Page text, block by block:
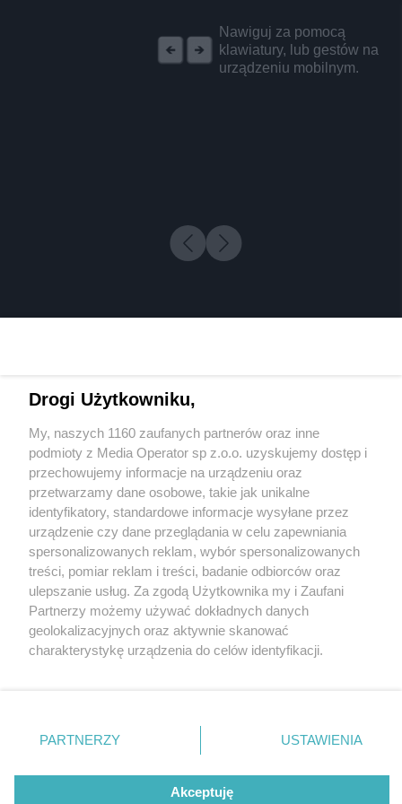
Nawiguj za pomocą
klawiatury, lub gestów na
urządzeniu mobilnym.
3 / 0
Wydawca mediów lokalnych
Nie zapomnij
zapoznać się z:
polityką prywatności regulamin korzystania z portali
Twojemiasto
Piekary Śląskie
Chorzów
Tarnowskie Góry
Gliwice
Skontakuj sięz nami
Kontakt
Wydawca
Redakcja
Drogi Użytkowniku,
My, naszych 1160 zaufanych partnerów oraz inne
podmioty z Media Operator sp z.o.o. uzyskujemy dostęp i
przechowujemy informacje na urządzeniu oraz
przetwarzamy dane osobowe, takie jak unikalne
identyfikatory, standardowe informacje wysyłane przez
urządzenie czy dane przeglądania w celu zapewniania
spersonalizowanych reklam, wybór spersonalizowanych
treści, pomiar reklam i treści, badanie odbiorców oraz
ulepszanie usług. Za zgodą Użytkownika my i Zaufani
Partnerzy możemy używać dokładnych danych
geolokalizacyjnych oraz aktywnie skanować
charakterystykę urządzenia do celów identyfikacji.
zmienić/wycofać klikając przycisk ustawień prywatności
znajdujący się w lewym dolnym rogu strony
rodzaje przetwarzania danych nie wymagają zgody
użytkownika, ale masz prawo sprzeciwić się takiemu
PARTNERZY USTAWIENIA
Akceptuję